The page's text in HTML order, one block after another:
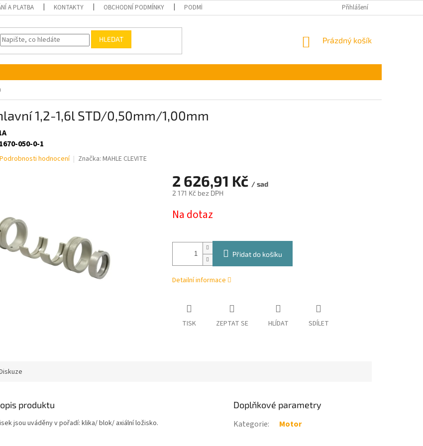
A PLATBA KONTAKTY OBCHODNÍ PODMÍNKY PODMÍNKY OCHRANY OSOBNÍCH ÚDAJŮ Přihlášení
HLEDAT
NÁKUPNÍ
Prázdný košík
1,2-1,6l STD/0,50mm/1,00mm
1670-050-0-1
Podrobnosti hodnocení Značka: MAHLE CLEVITE
2 626,91 Kč / sad
2 171 Kč bez DPH
cena:
Na dotaz
Přidat do košíku
Detailní informace
TISK ZEPTAT SE HLÍDAT SDÍLET
produktu
jsou uváděny v pořadí: klika/ blok/ axiální ložisko.
Doplňkové parametry
Kategorie: Motor